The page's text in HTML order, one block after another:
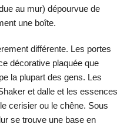
au mur) dépourvue de
une boîte.
différente. Les portes
décorative plaquée que
la plupart des gens. Les
et dalle et les essences
cerisier ou le chêne. Sous
se trouve une base en